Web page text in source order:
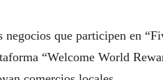
negocios que participen en
“Welcome World